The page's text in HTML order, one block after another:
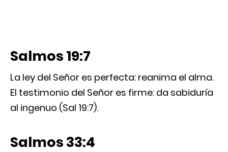
Salmos 19:7
La ley del Señor es perfecta: reanima el alma.
El testimonio del Señor es firme: da sabiduría
al ingenuo (Sal 19:7).
Salmos 33:4